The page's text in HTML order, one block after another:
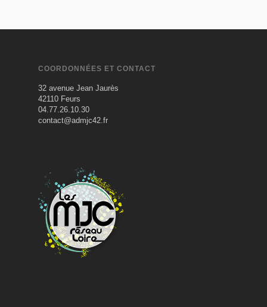
COORDONNÉES ET CONTACT
32 avenue Jean Jaurès
42110 Feurs
04.77.26.10.30
contact@admjc42.fr